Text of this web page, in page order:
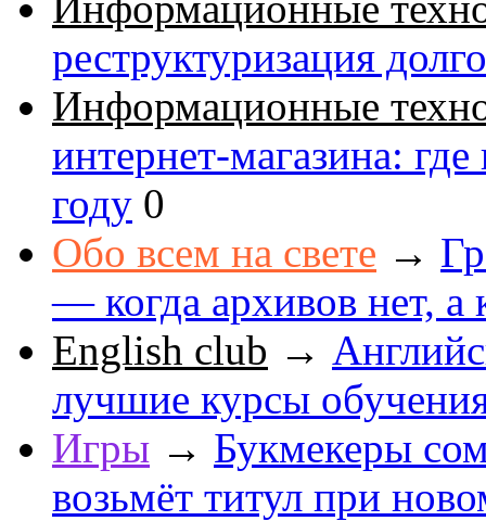
реструктуризация
Информационные
интернет-магазина:
году 0
Обо всем на свете →
— когда архивов нет, а
English club →
лучшие курсы
Игры → Букмекеры
возьмёт титул при